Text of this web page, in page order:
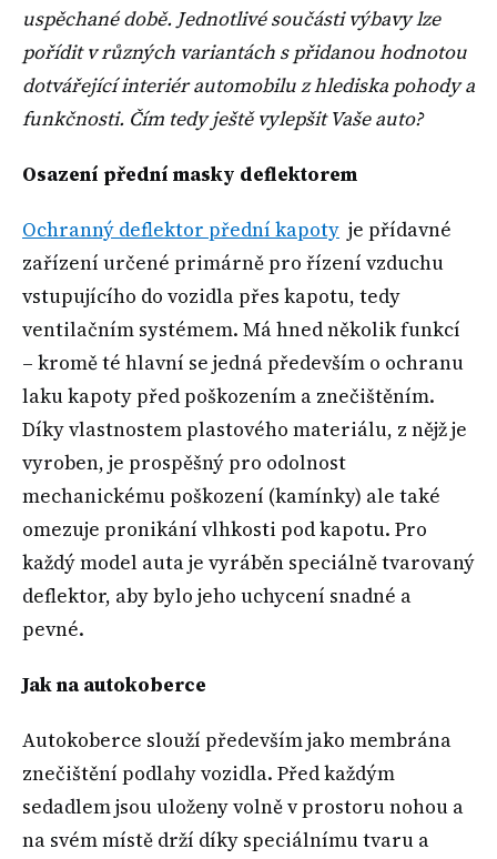
uspěchané době. Jednotlivé součásti výbavy lze
pořídit v různých variantách s přidanou hodnotou
dotvářející interiér automobilu z hlediska pohody a
funkčnosti. Čím tedy ještě vylepšit Vaše auto?
Osazení přední masky deflektorem
Ochranný deflektor přední kapoty je přídavné
zařízení určené primárně pro řízení vzduchu
vstupujícího do vozidla přes kapotu, tedy
ventilačním systémem. Má hned několik funkcí
– kromě té hlavní se jedná především o ochranu
laku kapoty před poškozením a znečištěním.
Díky vlastnostem plastového materiálu, z nějž je
vyroben, je prospěšný pro odolnost
mechanickému poškození (kamínky) ale také
omezuje pronikání vlhkosti pod kapotu. Pro
každý model auta je vyráběn speciálně tvarovaný
deflektor, aby bylo jeho uchycení snadné a
pevné.
Jak na autokoberce
Autokoberce slouží především jako membrána
znečištění podlahy vozidla. Před každým
sedadlem jsou uloženy volně v prostoru nohou a
na svém místě drží díky speciálnímu tvaru a